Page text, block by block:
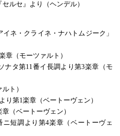
ルセ』より（ヘンデル）
ネ・クライネ・ナハトムジーク」
章（モーツァルト）
ナタ第11番イ長調より第3楽章（モ
ト）
り第1楽章（ベートーヴェン）
（ベートーヴェン）
短調より第4楽章（ベートーヴェ